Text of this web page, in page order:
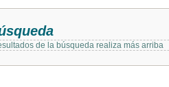
de la búsqueda realiza más arriba